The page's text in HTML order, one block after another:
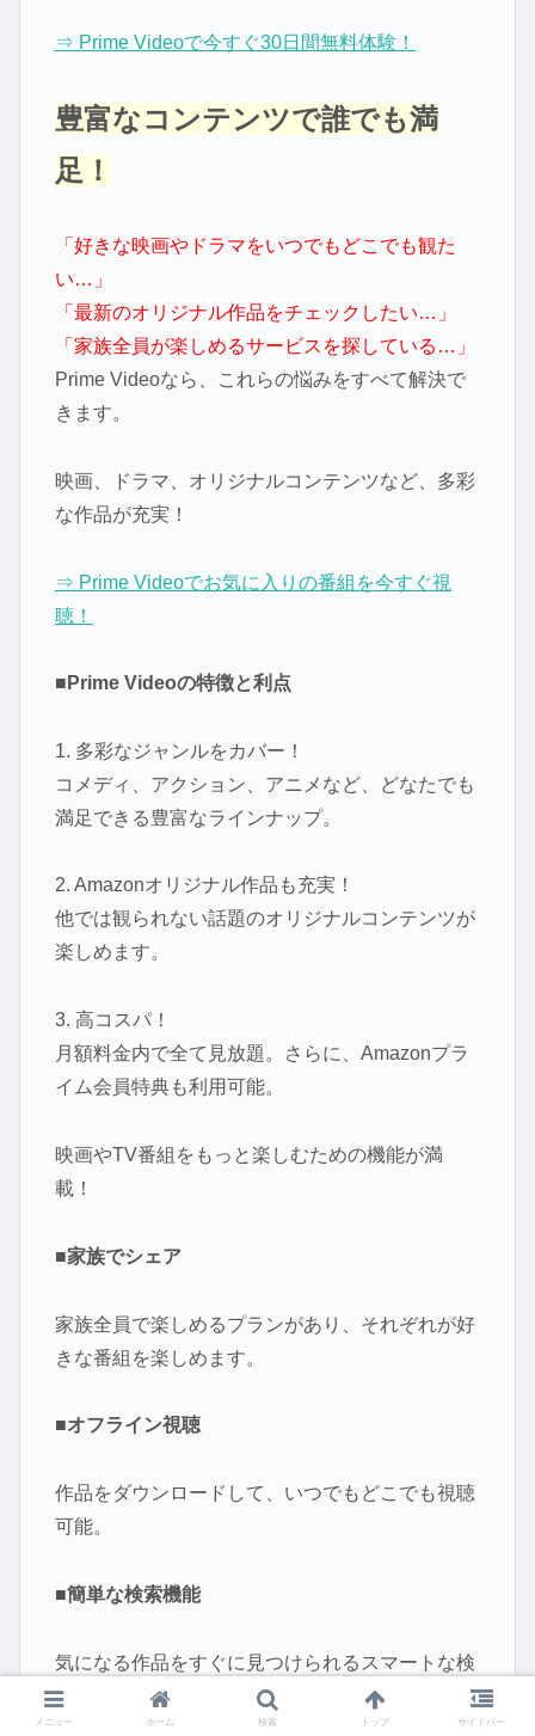
⇒ Prime Videoで今すぐ30日間無料体験！
豊富なコンテンツで誰でも満
足！
「好きな映画やドラマをいつでもどこでも観た
い…」
「最新のオリジナル作品をチェックしたい…」
「家族全員が楽しめるサービスを探している…」
Prime Videoなら、これらの悩みをすべて解決で
きます。
映画、ドラマ、オリジナルコンテンツなど、多彩
な作品が充実！
⇒ Prime Videoでお気に入りの番組を今すぐ視
聴！
■Prime Videoの特徴と利点
1. 多彩なジャンルをカバー！
コメディ、アクション、アニメなど、どなたでも
満足できる豊富なラインナップ。
2. Amazonオリジナル作品も充実！
他では観られない話題のオリジナルコンテンツが
楽しめます。
3. 高コスパ！
月額料金内で全て見放題。さらに、Amazonプラ
イム会員特典も利用可能。
映画やTV番組をもっと楽しむための機能が満
載！
■家族でシェア
家族全員で楽しめるプランがあり、それぞれが好
きな番組を楽しめます。
■オフライン視聴
作品をダウンロードして、いつでもどこでも視聴
可能。
■簡単な検索機能
気になる作品をすぐに見つけられるスマートな検
索機能。
メニュー ホーム 検索 トップ サイドバー